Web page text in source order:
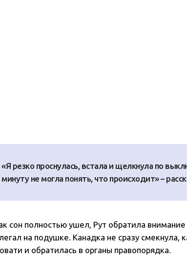
«Я резко проснулась, встала и щелкнула по
минуту не могла понять, что происходит» –
сон полностью ушел, Рут обратила
на подушке. Канадка не сразу смекнула,
и обратилась в органы правопорядка.